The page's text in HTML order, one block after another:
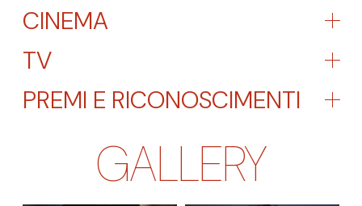
CINEMA
TV
PREMI E RICONOSCIMENTI
GALLERY